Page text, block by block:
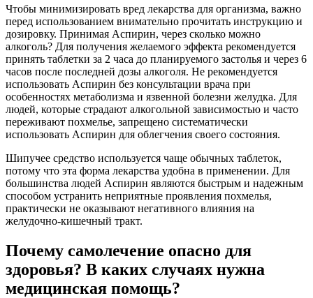
Чтобы минимизировать вред лекарства для организма, важно
перед использованием внимательно прочитать инструкцию и
дозировку. Принимая Аспирин, через сколько можно
алкоголь? Для получения желаемого эффекта рекомендуется
принять таблетки за 2 часа до планируемого застолья и через 6
часов после последней дозы алкоголя. Не рекомендуется
использовать Аспирин без консультации врача при
особенностях метаболизма и язвенной болезни желудка. Для
людей, которые страдают алкогольной зависимостью и часто
переживают похмелье, запрещено систематически
использовать Аспирин для облегчения своего состояния.
Шипучее средство используется чаще обычных таблеток,
потому что эта форма лекарства удобна в применении. Для
большинства людей Аспирин являются быстрым и надежным
способом устранить неприятные проявления похмелья,
практически не оказывают негативного влияния на
желудочно-кишечный тракт.
Почему самолечение опасно для
здоровья? В каких случаях нужна
медицинская помощь?